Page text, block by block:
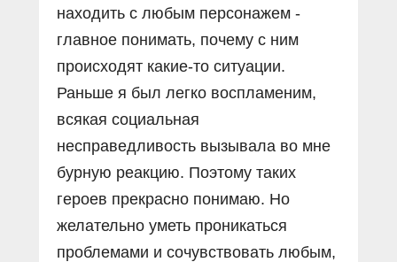
находить с любым персонажем -
главное понимать, почему с ним
происходят какие-то ситуации.
Раньше я был легко воспламеним,
всякая социальная
несправедливость вызывала во мне
бурную реакцию. Поэтому таких
героев прекрасно понимаю. Но
желательно уметь проникаться
проблемами и сочувствовать любым,